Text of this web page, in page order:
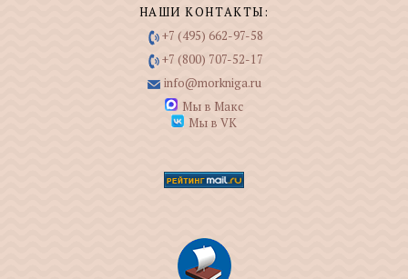
НАШИ КОНТАКТЫ:
+7 (495) 662-97-58
+7 (800) 707-52-17
info@morkniga.ru
Мы в Макс
Мы в VK